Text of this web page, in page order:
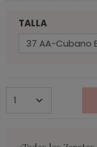
TALLA